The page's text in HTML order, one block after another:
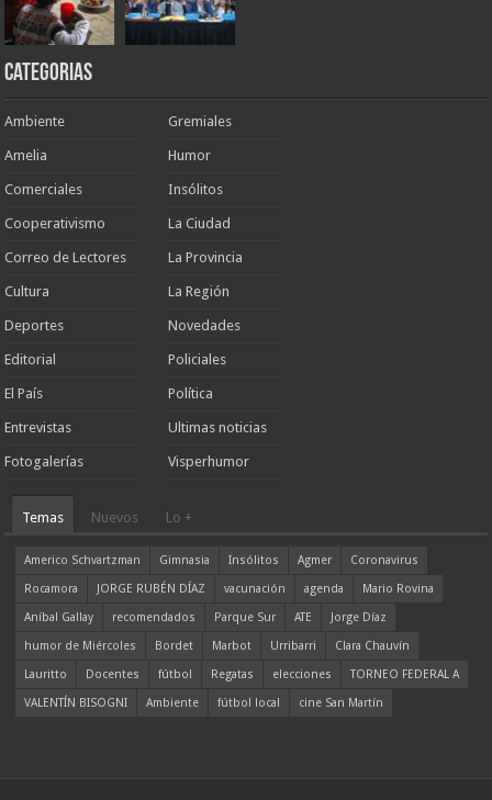
Categorias
Ambiente
Amelia
Comerciales
Cooperativismo
Correo de Lectores
Cultura
Deportes
Editorial
El País
Entrevistas
Fotogalerías
Gremiales
Humor
Insólitos
La Ciudad
La Provincia
La Región
Novedades
Policiales
Política
Ultimas noticias
Visperhumor
Temas Nuevos Lo +
Americo Schvartzman Gimnasia Insólitos Agmer
Coronavirus
Rocamora
JORGE RUBÉN DÍAZ vacunación agenda
Mario Rovina
Aníbal Gallay
recomendados Parque Sur ATE
Jorge Díaz
humor de Miércoles
Bordet Marbot Urribarri
Clara Chauvín
Lauritto
Docentes fútbol Regatas elecciones
TORNEO FEDERAL A
VALENTÍN BISOGNI
Ambiente fútbol local cine San Martín